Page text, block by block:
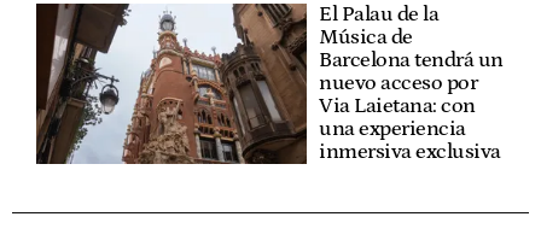
El Palau de la
Música de
Barcelona tendrá un
nuevo acceso por
Via Laietana: con
una experiencia
inmersiva exclusiva